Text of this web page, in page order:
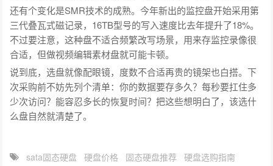
还有个变化是SMR技术的成熟。今年新出的监控盘开始采用第
三代叠瓦式磁记录，16TB型号的写入速度比去年提升了18%。
不过要注意，这种盘不适合频繁改写场景，用来存监控录像很
合适，但做视频编辑素材盘就可能卡顿。
说到底，选盘就像配眼镜，度数不合适再贵的镜架也白搭。下
次采购前不妨先列个清单：你的数据要存多久？每秒要扛住多
少次访问？能容忍多长的恢复时间？把这些想明白了，该选什
么盘自然就清楚了。
sata固态硬盘 硬盘价格 固态硬盘推荐
硬盘选购指南